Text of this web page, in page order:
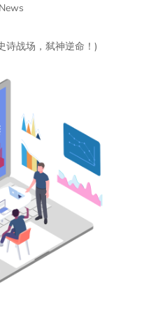
诗战场，弑神逆命！)